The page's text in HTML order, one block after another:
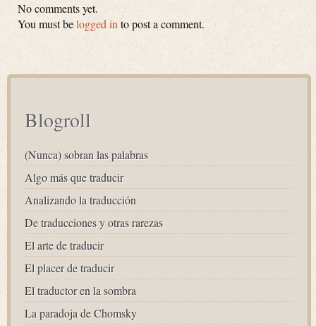
No comments yet.
You must belogged in to post a comment.
Blogroll
(Nunca) sobran las palabras
Algo más que traducir
Analizando la traducción
De traducciones y otras rarezas
El arte de traducir
El placer de traducir
El traductor en la sombra
La paradoja de Chomsky